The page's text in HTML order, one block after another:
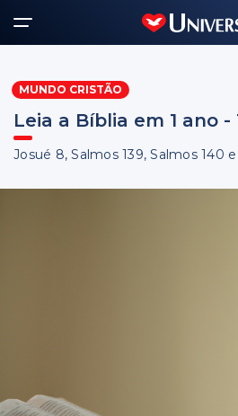
MUNDO CRISTÃO
Leia a Bíblia em 1 ano -
Josué 8, Salmos 139, Salmos 140